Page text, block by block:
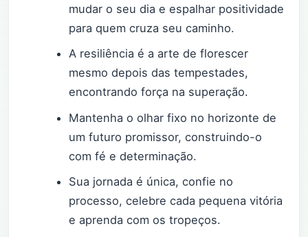
mudar o seu dia e espalhar positividade
para quem cruza seu caminho.
A resiliência é a arte de florescer
mesmo depois das tempestades,
encontrando força na superação.
Mantenha o olhar fixo no horizonte de
um futuro promissor, construindo-o
com fé e determinação.
Sua jornada é única, confie no
processo, celebre cada pequena vitória
e aprenda com os tropeços.